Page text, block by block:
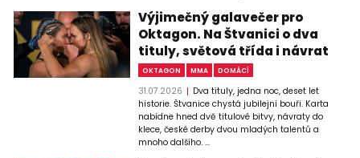
Výjimečný galavečer pro
Oktagon. Na Štvanici o dva
tituly, světová třída i návrat
OKTAGON MMA DOMÁCÍ
31.07.2026
Dva tituly, jedna noc, deset let
historie. Štvanice chystá jubilejní bouři. Karta
nabídne hned dvě titulové bitvy, návraty do
klece, české derby dvou mladých talentů a
mnoho dalšího. ...